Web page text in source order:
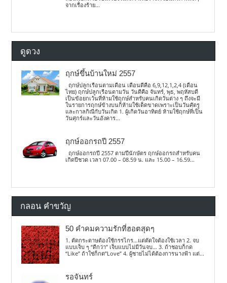
จากเรื่องร้าย...
ดูดวง
ฤกษ์ขึ้นบ้านใหม่ 2557
ฤกษ์ปลูกเรือนตามเดือน เดือนดีคือ 6,9,12,1,2,4 (เดือน
ไทย) ฤกษ์ปลูกเรือนตามวัน วันดีคือ จันทร์, พุธ, พฤหัสบดี
เป็นข้อยกเว้นที่ห้ามใช้ฤกษ์สำหรับคนเกิดวันต่าง ๆ ถึงจะมี
ในรายการฤกษ์ข้างบนก็ห้ามใช้เด็ดขาดเพราะเป็นวันศัตรู
และกาลกิณีกับวันเกิด 1. ผู้เกิดวันอาทิตย์ ห้ามใช้ฤกษ์ที่เป็น
วันศุกร์และวันอังคาร...
ฤกษ์ออกรถปี 2557
ฤกษ์ออกรถปี 2557 ตามปีนักษัตร ฤกษ์ออกรถสำหรับคน
เกิดปีชวด เวลา 07.00 – 08.59 น. และ 15.00 – 16.59...
กลอน คำขวัญ
50 คำคมความรักที่ฮอตสุดๆ
1. ตัดกระดาษต้องใช้กรรไกร…แต่ตัดใจต้องใช้เวลา 2. จบ
แบบเจ็บ ๆ “ดีกว่า” เจ็บแบบไม่มีวันจบ… 3. ถ้าชอบก็กด
“Like” ถ้าใช่ก็กด”Love” 4. ผู้ชายไม่ได้ต้องการนางฟ้า แต่...
รอจันทร์